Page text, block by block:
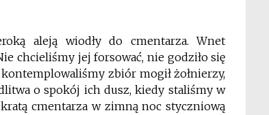
aleją wiodły do cmentarza. Wnet
chcieliśmy jej forsować, nie godziło się
zbiór mogił żołnierzy,
o spokój ich dusz, kiedy staliśmy w
cmentarza w zimną noc styczniową